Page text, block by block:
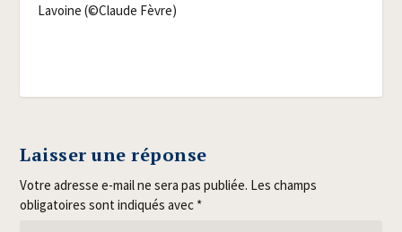
Lavoine (©Claude Fèvre)
Laisser une réponse
Votre adresse e-mail ne sera pas publiée. Les champs
obligatoires sont indiqués avec *